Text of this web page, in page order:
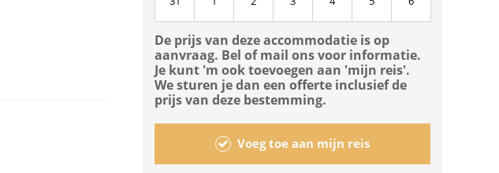
De prijs van deze accommodatie is op
aanvraag. Bel of mail ons voor informatie.
Je kunt 'm ook toevoegen aan 'mijn reis'.
We sturen je dan een offerte inclusief de
prijs van deze bestemming.
Voeg toe aan mijn reis